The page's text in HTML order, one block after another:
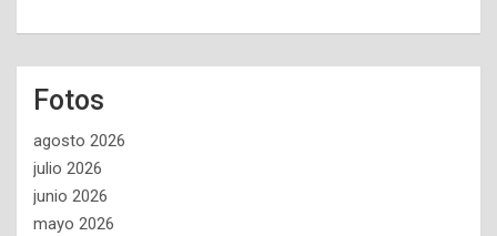
Fotos
agosto 2026
julio 2026
junio 2026
mayo 2026